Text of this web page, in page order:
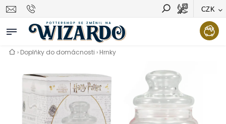
CZK
Vyhledávání Hledat
› Doplňky do domácnosti › Hrnky